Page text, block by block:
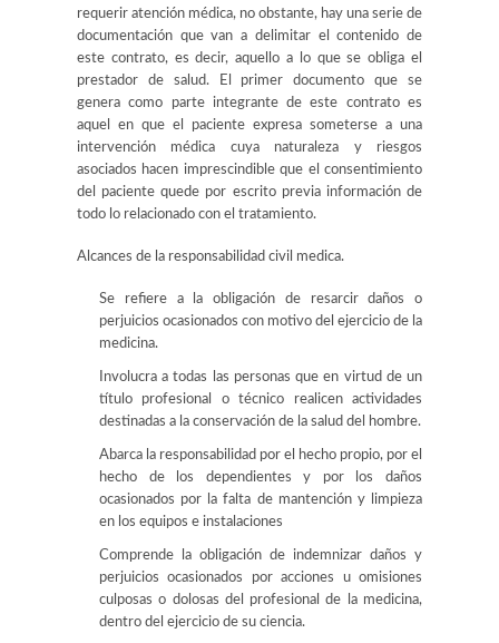
requerir atención médica, no obstante, hay una serie de
documentación que van a delimitar el contenido de
este contrato, es decir, aquello a lo que se obliga el
prestador de salud. El primer documento que se
genera como parte integrante de este contrato es
aquel en que el paciente expresa someterse a una
intervención médica cuya naturaleza y riesgos
asociados hacen imprescindible que el consentimiento
del paciente quede por escrito previa información de
todo lo relacionado con el tratamiento.
Alcances de la responsabilidad civil medica.
Se refiere a la obligación de resarcir daños o
perjuicios ocasionados con motivo del ejercicio de la
medicina.
Involucra a todas las personas que en virtud de un
título profesional o técnico realicen actividades
destinadas a la conservación de la salud del hombre.
Abarca la responsabilidad por el hecho propio, por el
hecho de los dependientes y por los daños
ocasionados por la falta de mantención y limpieza
en los equipos e instalaciones
Comprende la obligación de indemnizar daños y
perjuicios ocasionados por acciones u omisiones
culposas o dolosas del profesional de la medicina,
dentro del ejercicio de su ciencia.